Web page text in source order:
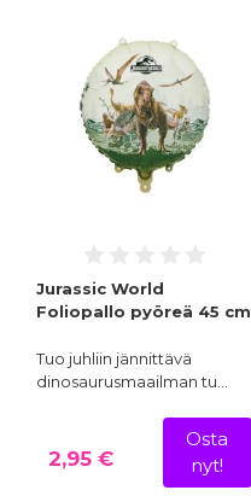
Jurassic World
Foliopallo pyöreä 45 cm
Tuo juhliin jännittävä
dinosaurusmaailman tu…
2,95 €
Osta
nyt!